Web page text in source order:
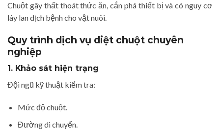
Chuột gây thất thoát thức ăn, cắn phá thiết bị và có nguy cơ
lây lan dịch bệnh cho vật nuôi.
Quy trình dịch vụ diệt chuột chuyên
nghiệp
1. Khảo sát hiện trạng
Đội ngũ kỹ thuật kiểm tra:
Mức độ chuột.
Đường di chuyển.